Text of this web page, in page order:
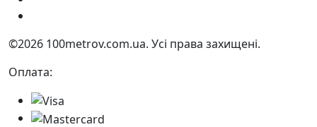
©2026 100metrov.com.ua. Усі права захищені.
Оплата: